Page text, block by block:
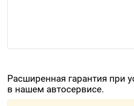
Расширенная гарантия при
в нашем автосервисе.